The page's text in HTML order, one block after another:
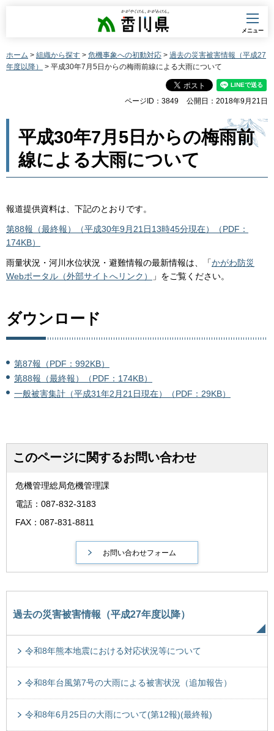
香川県
メニュー
ホーム > 組織から探す > 危機事象への初動対応 > 過去の災害被害情報（平成27
年度以降）
> 平成30年7月5日からの梅雨前線による大雨について
ページID：3849 公開日：2018年9月21日
平成30年7月5日からの梅雨前
線による大雨について
報道提供資料は、下記のとおりです。
第88報（最終報）（平成30年9月21日13時45分現在）（PDF：
174KB）
雨量状況・河川水位状況・避難情報の最新情報は、「かがわ防災
Webポータル（外部サイトへリンク）
」をご覧ください。
ダウンロード
第87報（PDF：992KB）
第88報（最終報）（PDF：174KB）
一般被害集計（平成31年2月21日現在）（PDF：29KB）
このページに関するお問い合わせ
危機管理総局危機管理課
電話：087-832-3183
FAX：087-831-8811
過去の災害被害情報（平成27年度以降）
令和8年熊本地震における対応状況等について
令和8年台風第7号の大雨による被害状況（追加報告）
令和8年6月25日の大雨について(第12報)(最終報)